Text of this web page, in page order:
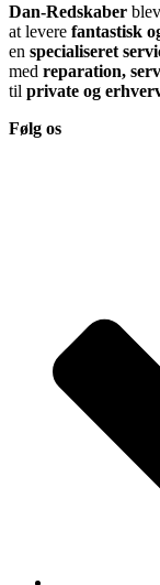
Dan-Redskaber
at levere fantastisk
en specialiseret
med reparation,
til private og
Følg os